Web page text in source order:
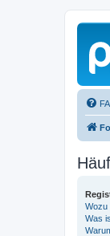
Wozu
Was